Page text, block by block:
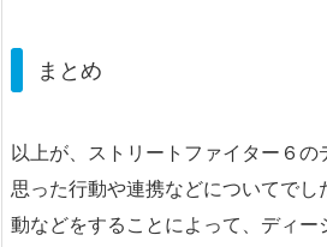
まとめ
以上が、ストリートファイター６の
思った行動や連携などについてでし
動などをすることによって、ディー